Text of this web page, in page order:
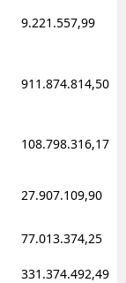
9.221.557,99
911.874.814,50
108.798.316,17
27.907.109,90
77.013.374,25
331.374.492,49